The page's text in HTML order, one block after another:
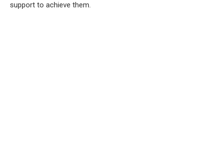
support to achieve them.